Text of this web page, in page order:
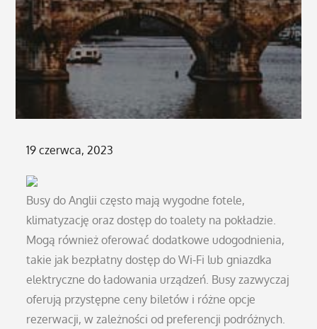
Posted
19 czerwca, 2023
Busy do Anglii często mają wygodne fotele,
klimatyzację oraz dostęp do toalety na pokładzie.
Mogą również oferować dodatkowe udogodnienia,
takie jak bezpłatny dostęp do Wi-Fi lub gniazdka
elektryczne do ładowania urządzeń. Busy zazwyczaj
oferują przystępne ceny biletów i różne opcje
rezerwacji, w zależności od preferencji podróżnych.